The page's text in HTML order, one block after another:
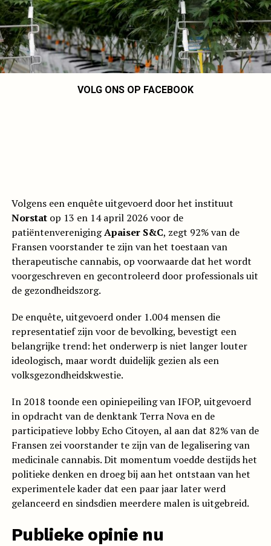
VOLG ONS OP FACEBOOK
Volgens een enquête uitgevoerd door het instituut
Norstatop 13 en 14 april 2026 voor de
patiëntenverenigingApaiser S&C, zegt 92% van de
Fransen voorstander te zijn van het toestaan van
therapeutische cannabis, op voorwaarde dat het wordt
voorgeschreven en gecontroleerd door professionals uit
de gezondheidszorg.
De enquête, uitgevoerd onder 1.004 mensen die
representatief zijn voor de bevolking, bevestigt een
belangrijke trend: het onderwerp is niet langer louter
ideologisch, maar wordt duidelijk gezien als een
volksgezondheidskwestie.
In 2018 toonde een opiniepeiling van IFOP, uitgevoerd
in opdracht van de denktank Terra Nova en de
participatieve lobby Echo Citoyen, al aan dat 82% van de
Fransen zei voorstander te zijn van de legalisering van
medicinale cannabis. Dit momentum voedde destijds het
politieke denken en droeg bij aan het ontstaan van het
experimentele kader dat een paar jaar later werd
gelanceerd en sindsdien meerdere malen is uitgebreid.
Publieke opinie nu